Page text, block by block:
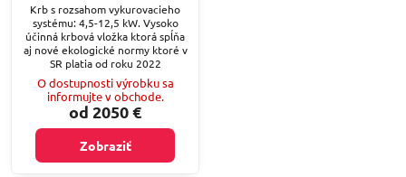
Krb s rozsahom vykurovacieho
systému: 4,5-12,5 kW. Vysoko
účinná krbová vložka ktorá spĺňa
aj nové ekologické normy ktoré v
SR platia od roku 2022
O dostupnosti výrobku sa
informujte v obchode.
od 2050 €
Zobraziť